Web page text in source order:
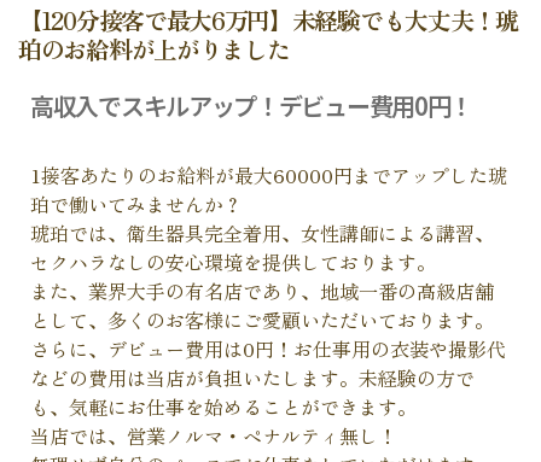
【120分接客で最大6万円】未経験でも大丈夫！琥
珀のお給料が上がりました
高収入でスキルアップ！デビュー費用0円！
1接客あたりのお給料が最大60000円までアップした琥
珀で働いてみませんか？
琥珀では、衛生器具完全着用、女性講師による講習、
セクハラなしの安心環境を提供しております。
また、業界大手の有名店であり、地域一番の高級店舗
として、多くのお客様にご愛顧いただいております。
さらに、デビュー費用は0円！お仕事用の衣装や撮影代
などの費用は当店が負担いたします。未経験の方で
も、気軽にお仕事を始めることができます。
当店では、営業ノルマ・ペナルティ無し！